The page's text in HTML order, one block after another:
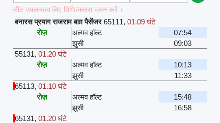
सीट उपलब्धता लिए तिथि/क्लास चयन करें ↑
बनारस प्रयाग राजराम बाग़ पैसेंजर 65111, 01.09 घंटे
रोज़
अल्मव हॉल्ट
07:54
झुसी
09:03
55131, 01.20 घंटे
रोज़
अल्मव हॉल्ट
10:13
झुसी
11:33
65113, 01.10 घंटे
रोज़
अल्मव हॉल्ट
15:48
झुसी
16:58
65131, 01.20 घंटे